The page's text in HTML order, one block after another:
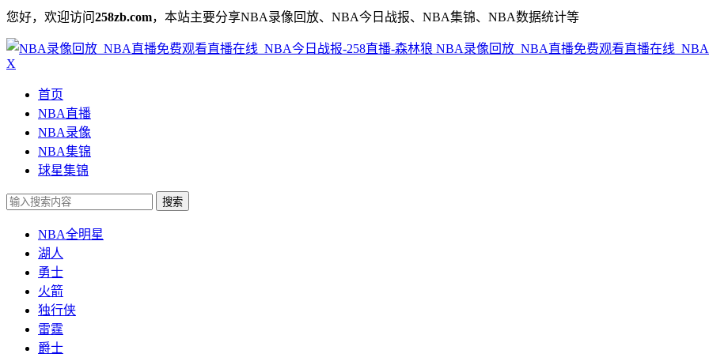
您好，欢迎访问258zb.com，本站主要分享NBA录像回放、NBA今日战报、NBA集锦、NBA数据统计等
NBA录像回放_NBA直播免费观看直播在线
X
首页
NBA直播
NBA录像
NBA集锦
球星集锦
搜索
NBA全明星
湖人
勇士
火箭
独行侠
雷霆
爵士